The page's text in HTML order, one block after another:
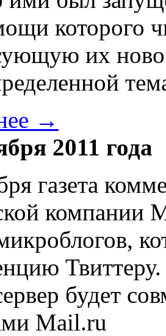
которого
их
→
2011 года
газета
компании
будет
Mail.ru